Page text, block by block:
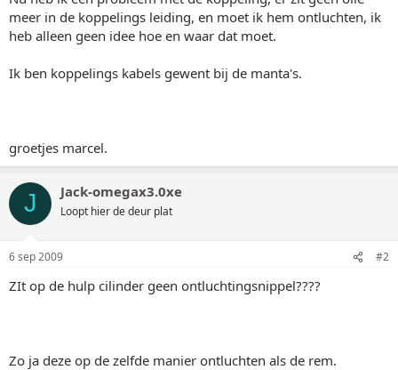
meer in de koppelings leiding, en moet ik hem ontluchten, ik
heb alleen geen idee hoe en waar dat moet.
Ik ben koppelings kabels gewent bij de manta's.
groetjes marcel.
J Jack-omegax3.0xe
Loopt hier de deur plat
6 sep 2009 #2
ZIt op de hulp cilinder geen ontluchtingsnippel????
Zo ja deze op de zelfde manier ontluchten als de rem.